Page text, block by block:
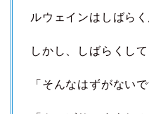
ルウェインはしばらく
しかし、しばらくし
「そんなはずがないで